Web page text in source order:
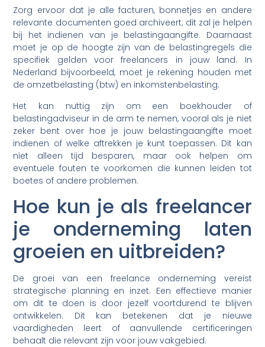
Zorg ervoor dat je alle facturen, bonnetjes en andere
relevante documenten goed archiveert; dit zal je helpen
bij het indienen van je belastingaangifte. Daarnaast
moet je op de hoogte zijn van de belastingregels die
specifiek gelden voor freelancers in jouw land. In
Nederland bijvoorbeeld, moet je rekening houden met
de omzetbelasting (btw) en inkomstenbelasting.
Het kan nuttig zijn om een boekhouder of
belastingadviseur in de arm te nemen, vooral als je niet
zeker bent over hoe je jouw belastingaangifte moet
indienen of welke aftrekken je kunt toepassen. Dit kan
niet alleen tijd besparen, maar ook helpen om
eventuele fouten te voorkomen die kunnen leiden tot
boetes of andere problemen.
Hoe kun je als freelancer
je onderneming laten
groeien en uitbreiden?
De groei van een freelance onderneming vereist
strategische planning en inzet. Een effectieve manier
om dit te doen is door jezelf voortdurend te blijven
ontwikkelen. Dit kan betekenen dat je nieuwe
vaardigheden leert of aanvullende certificeringen
behaalt die relevant zijn voor jouw vakgebied.